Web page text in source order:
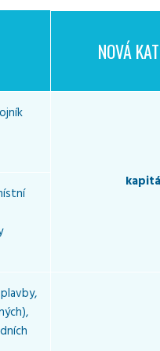
NOVÁ